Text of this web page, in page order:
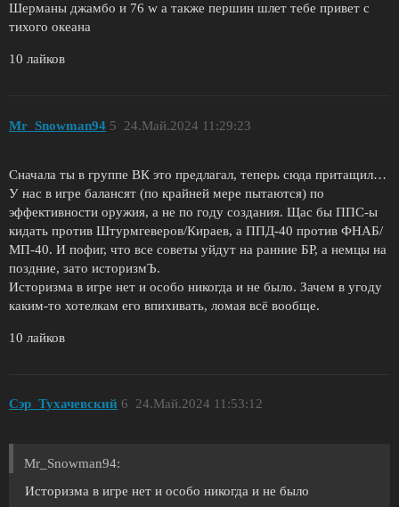
Шерманы джамбо и 76 w а также першин шлет тебе привет с
тихого океана
10 лайков
Mr_Snowman94 24.Май.2024 11:29:23
5
Сначала ты в группе ВК это предлагал, теперь сюда притащил…
У нас в игре балансят (по крайней мере пытаются) по
эффективности оружия, а не по году создания. Щас бы ППС-ы
кидать против Штурмгеверов/Кираев, а ППД-40 против ФНАБ/
МП-40. И пофиг, что все советы уйдут на ранние БР, а немцы на
поздние, зато историзмЪ.
Историзма в игре нет и особо никогда и не было. Зачем в угоду
каким-то хотелкам его впихивать, ломая всё вообще.
10 лайков
Сэр_Тухачевский 24.Май.2024 11:53:12
6
Mr_Snowman94:
Историзма в игре нет и особо никогда и не было